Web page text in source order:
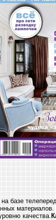
базе
качества.